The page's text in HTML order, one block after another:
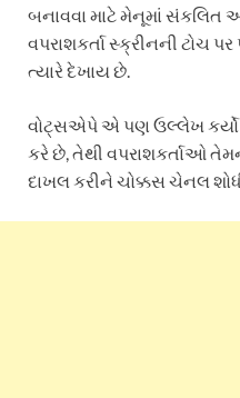
બનાવવા માટે મેનૂમાં સંકલિત
વપરાશકર્તા સ્ક્રીનની ટોચ
ત્યારે દેખાય છે.
વોટ્સએપે એ પણ ઉલ્લેખ કર્યો
કરે છે, તેથી વપરાશકર્તાઓ
દાખલ કરીને ચોક્કસ ચેનલ